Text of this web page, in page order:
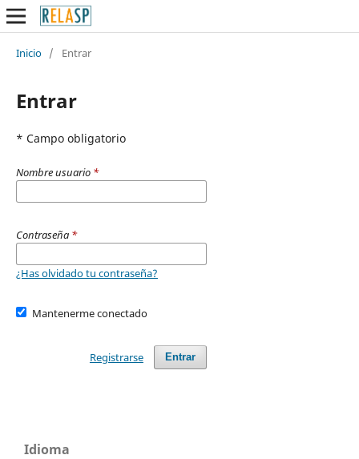
Inicio / Entrar
Entrar
* Campo obligatorio
Nombre usuario *
Contraseña *
¿Has olvidado tu contraseña?
Mantenerme conectado
Entrar
Registrarse
Idioma